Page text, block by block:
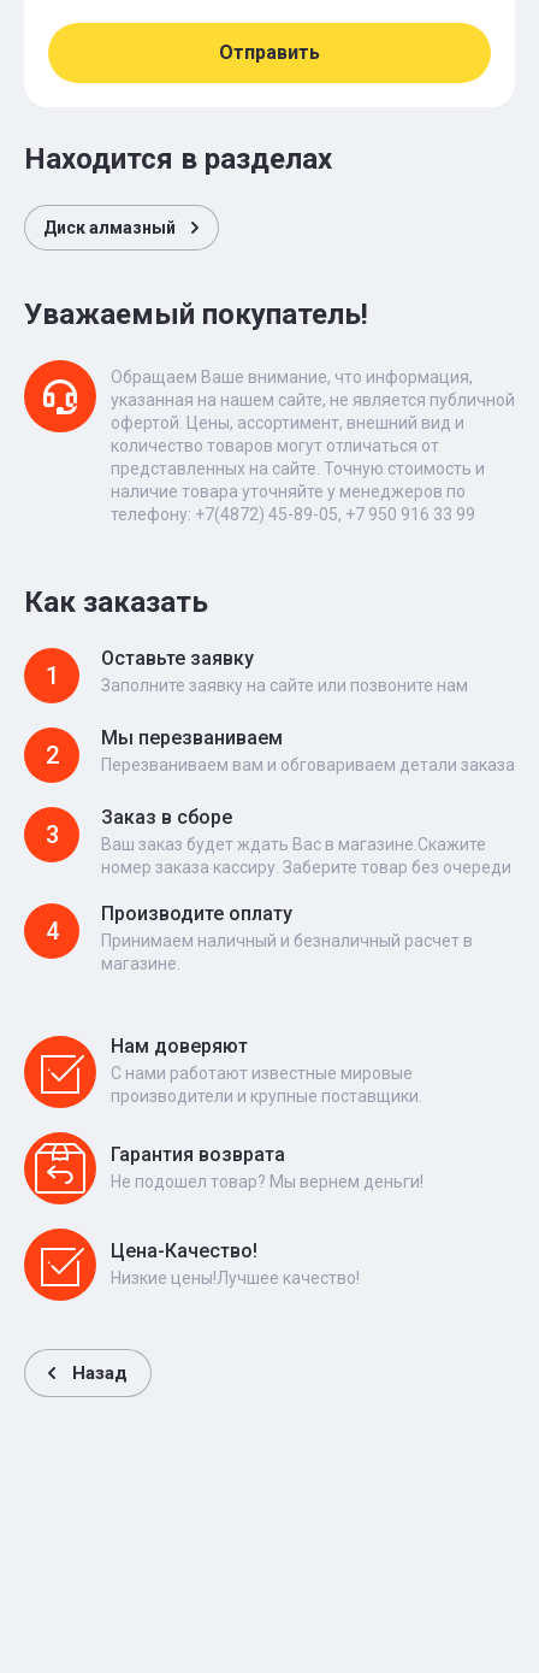
Отправить
Находится в разделах
Диск алмазный
Уважаемый покупатель!
Обращаем Ваше внимание, что информация,
указанная на нашем сайте, не является публичной
офертой. Цены, ассортимент, внешний вид и
количество товаров могут отличаться от
представленных на сайте. Точную стоимость и
наличие товара уточняйте у менеджеров по
телефону: +7(4872) 45-89-05, +7 950 916 33 99
Как заказать
1
Оставьте заявку
Заполните заявку на сайте или позвоните нам
2
Мы перезваниваем
Перезваниваем вам и обговариваем детали заказа
3
Заказ в сборе
Ваш заказ будет ждать Вас в магазине.Скажите
номер заказа кассиру. Заберите товар без очереди
4
Производите оплату
Принимаем наличный и безналичный расчет в
магазине.
Нам доверяют
С нами работают известные мировые
производители и крупные поставщики.
Гарантия возврата
Не подошел товар? Мы вернем деньги!
Цена-Качество!
Низкие цены!Лучшее качество!
Назад